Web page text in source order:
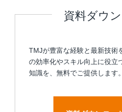
資料ダウ
TMJが豊富な経験と最新技術
の効率化やスキル向上に役立
知識を、無料でご提供します。